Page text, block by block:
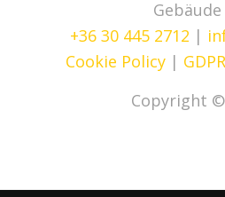
Gebäude
+36 30 445 2712 |
Cookie Policy | GDPR
Copyright